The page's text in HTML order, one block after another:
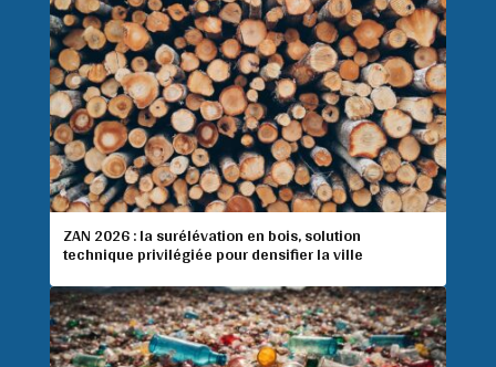
ZAN 2026 : la surélévation en bois, solution
technique privilégiée pour densifier la ville